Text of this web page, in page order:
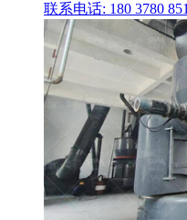
联系电话: 180 3780